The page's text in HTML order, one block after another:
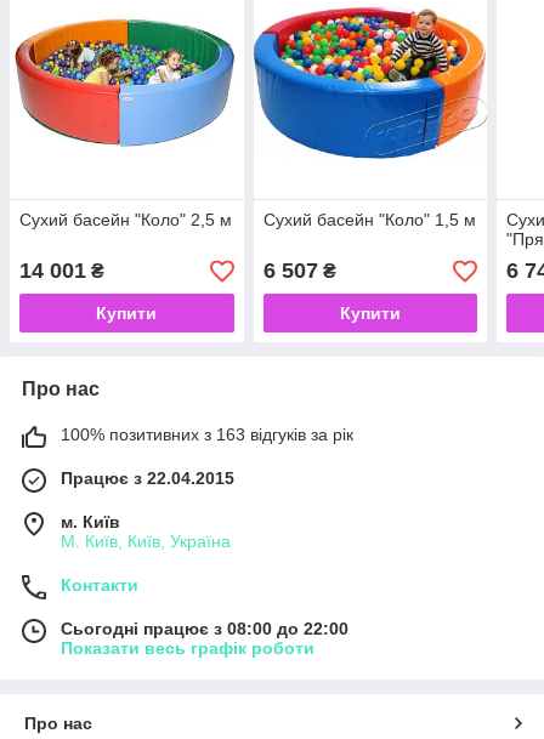
Сухий басейн "Коло" 2,5 м
14 001 ₴
Купити
Сухий басейн "Коло" 1,5 м
6 507₴
Купити
6
Про нас
100% позитивних з 163 відгуків за рік
Працює з 22.04.2015
м. Київ
М. Київ, Київ, Україна
Контакти
Сьогодні працює з 08:00 до 22:00
Показати весь графік роботи
Про нас